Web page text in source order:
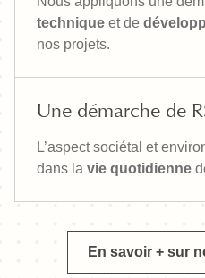
technique et de
nos projets.
Une démarche de
L’aspect sociétal et
dans la vie quotidienne
En savoir + sur